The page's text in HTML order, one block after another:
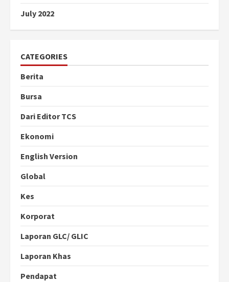
July 2022
CATEGORIES
Berita
Bursa
Dari Editor TCS
Ekonomi
English Version
Global
Kes
Korporat
Laporan GLC/ GLIC
Laporan Khas
Pendapat